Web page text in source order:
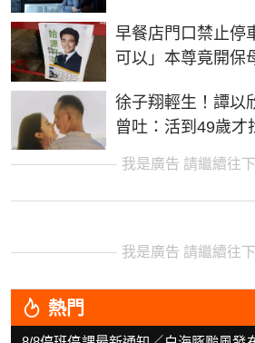
早餐店門口禁止停
可以」本尊竟開保
徐子翔輕生！譚
曾吐：活到49歲才
我是廣告 請繼續往
我是廣告 請繼續往
熱門